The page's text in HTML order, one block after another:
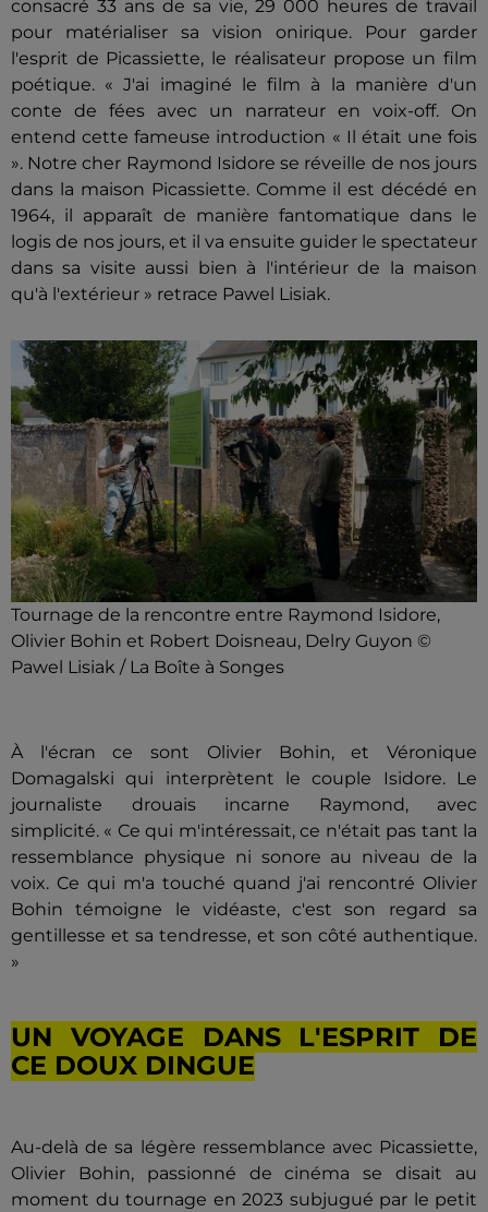
consacré 33 ans de sa vie, 29 000 heures de travail
pour matérialiser sa vision onirique. Pour garder
l'esprit de Picassiette, le réalisateur propose un film
poétique. « J'ai imaginé le film à la manière d'un
conte de fées avec un narrateur en voix-off. On
entend cette fameuse introduction « Il était une fois
». Notre cher Raymond Isidore se réveille de nos jours
dans la maison Picassiette. Comme il est décédé en
1964, il apparaît de manière fantomatique dans le
logis de nos jours, et il va ensuite guider le spectateur
dans sa visite aussi bien à l'intérieur de la maison
qu'à l'extérieur » retrace Pawel Lisiak.
Tournage de la rencontre entre Raymond Isidore,
Olivier Bohin et Robert Doisneau, Delry Guyon ©
Pawel Lisiak / La Boîte à Songes
À l'écran ce sont Olivier Bohin, et Véronique
Domagalski qui interprètent le couple Isidore. Le
journaliste drouais incarne Raymond, avec
simplicité. « Ce qui m'intéressait, ce n'était pas tant la
ressemblance physique ni sonore au niveau de la
voix. Ce qui m'a touché quand j'ai rencontré Olivier
Bohin témoigne le vidéaste, c'est son regard sa
gentillesse et sa tendresse, et son côté authentique.
»
UN VOYAGE DANS L'ESPRIT DE
CE DOUX DINGUE
Au-delà de sa légère ressemblance avec Picassiette,
Olivier Bohin, passionné de cinéma se disait au
moment du tournage en 2023 subjugué par le petit